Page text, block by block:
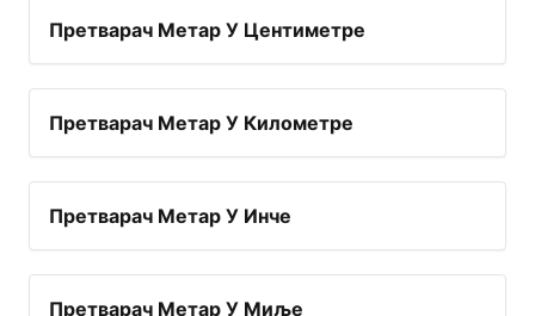
Претварач Метар У Центиметре
Претварач Метар У Километре
Претварач Метар У Инче
Претварач Метар У Миље